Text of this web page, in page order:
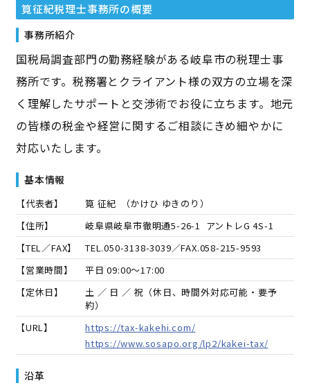
筧征紀税理士事務所の概要
事務所紹介
国税局調査部門の勤務経験がある岐阜市の税理士事
務所です。税務署とクライアント様の双方の立場を深
く理解したサポートと交渉術でお役に立ちます。地元
の皆様の税金や経営に関するご相談にきめ細やかに
対応いたします。
基本情報
【代表者】 筧 征紀 （かけひ ゆきのり ）
【住所】
岐阜県岐阜市徹明通5-26-1 アントレG 4S-1
【TEL／FAX】
TEL.050-3138-3039／FAX.058-215-9593
【営業時間】
平日 09:00～17:00
【定休日】
土 ／ 日 ／ 祝（休日、時間外対応可能・要予
約）
【URL】
https://tax-kakehi.com/
https://www.sosapo.org/lp2/kakei-tax/
沿革